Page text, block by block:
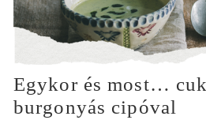
Egykor és most…
burgonyás cipóval